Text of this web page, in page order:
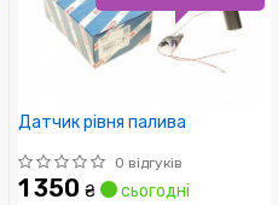
Датчик рівня палива
0 відгуків
1 350 ₴ сьогодні